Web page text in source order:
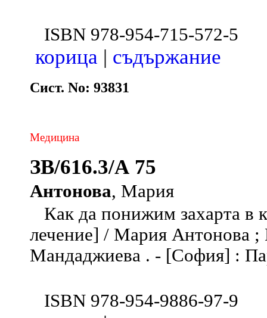
ISBN 978-954-715-572-5
корица | съдържание
Сист. No: 93831
Медицина
ЗВ/616.3/А 75
Антонова, Мария
Как да понижим захарта в
лечение] / Мария Антонова ;
Мандаджиева . - [София] :
ISBN 978-954-9886-97-9